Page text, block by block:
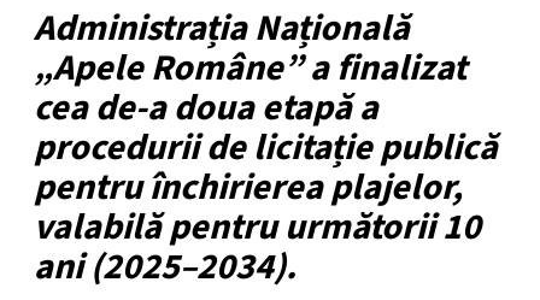
Administrația Națională
„Apele Române” a finalizat
cea de-a doua etapă a
procedurii de licitație publică
pentru închirierea plajelor,
valabilă pentru următorii 10
ani (2025–2034).